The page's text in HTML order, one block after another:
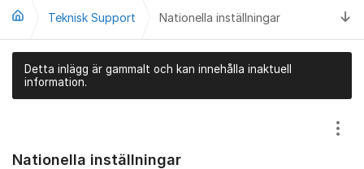
Björnkoll – Blogg
Teknisk Support Nationella inställningar
Detta inlägg är gammalt och kan innehålla inaktuell
information.
Nationella inställningar